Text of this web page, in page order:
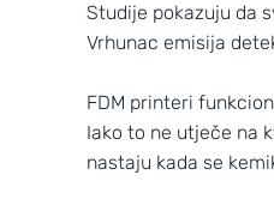
Studije pokazuju da
Vrhunac emisija
FDM printeri
Iako to ne utječe na
nastaju kada se